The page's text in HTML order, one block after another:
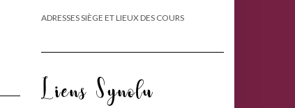
ADRESSES SIÈGE ET LIEUX DES COURS
Liens Synolu